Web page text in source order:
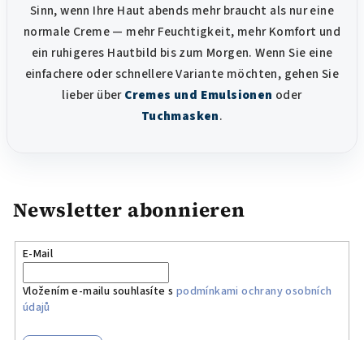
Sinn, wenn Ihre Haut abends mehr braucht als nur eine
normale Creme — mehr Feuchtigkeit, mehr Komfort und
ein ruhigeres Hautbild bis zum Morgen. Wenn Sie eine
einfachere oder schnellere Variante möchten, gehen Sie
lieber überCremes und Emulsionen oder
Tuchmasken.
Newsletter abonnieren
E-Mail
Vložením e-mailu souhlasíte s podmínkami ochrany osobních
údajů